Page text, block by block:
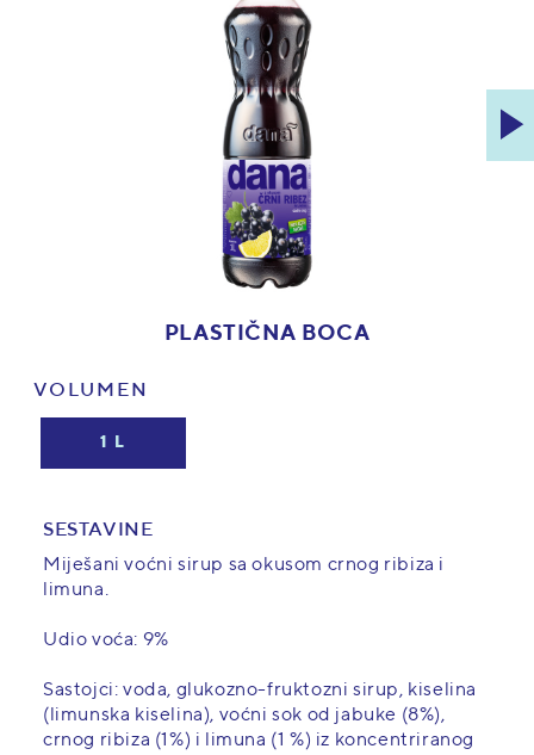
PLASTIČNA BOCA
VOLUMEN
1 L
SESTAVINE
Miješani voćni sirup sa okusom crnog ribiza i
limuna.
Udio voća: 9%
Sastojci: voda, glukozno-fruktozni sirup, kiselina
(limunska kiselina), voćni sok od jabuke (8%),
crnog ribiza (1%) i limuna (1 %) iz koncentriranog